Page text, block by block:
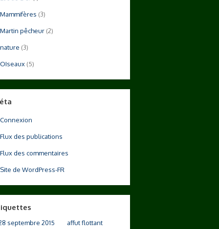
Mammifères (3)
Martin pêcheur (2)
nature (3)
OIseaux (5)
Connexion
Flux des publications
Flux des commentaires
Site de WordPress-FR
septembre 2015
affut flottant